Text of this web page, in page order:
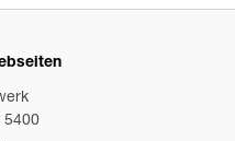
5400